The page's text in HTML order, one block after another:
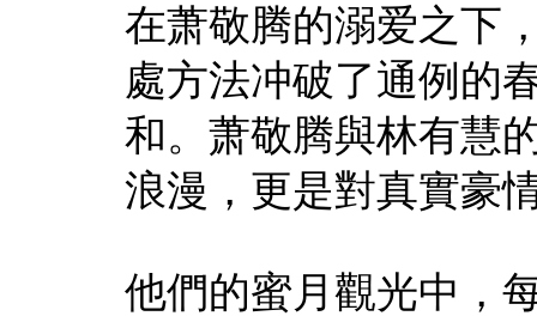
在萧敬腾的溺爱之下
處方法冲破了通例的
和。萧敬腾與林有慧
浪漫，更是對真實豪
他們的蜜月觀光中，